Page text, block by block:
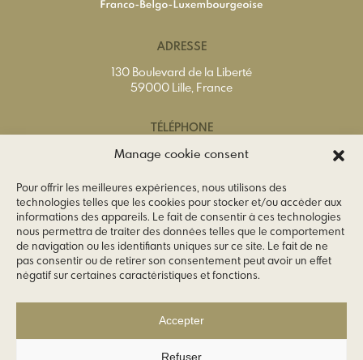
Manage cookie consent
Pour offrir les meilleures expériences, nous utilisons des
technologies telles que les cookies pour stocker et/ou accéder aux
informations des appareils. Le fait de consentir à ces technologies
nous permettra de traiter des données telles que le comportement
de navigation ou les identifiants uniques sur ce site. Le fait de ne
pas consentir ou de retirer son consentement peut avoir un effet
négatif sur certaines caractéristiques et fonctions.
Accepter
Refuser
ADRESSE
130 Boulevard de la Liberté
59000 Lille, France
TÉLÉPHONE
Tél.+33(0)3 20 74 65 40
EMAIL
info@ccfbl.fr
SUIVEZ-NOUS